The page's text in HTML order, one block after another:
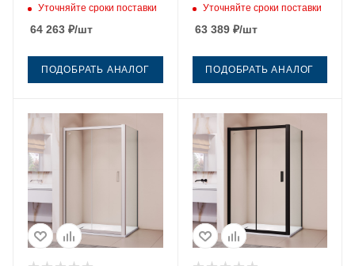
стекло прозрачное
поддона
Уточняйте сроки поставки
64 263 ₽/шт
ПОДОБРАТЬ АНАЛОГ
стекло прозрачное
Уточняйте сроки поставки
63 389₽/шт
ПОДОБРАТЬ АНАЛОГ